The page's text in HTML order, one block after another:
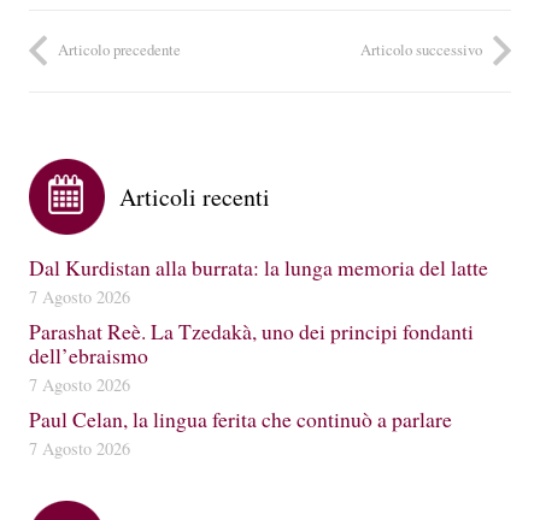
Articolo precedente Articolo successivo
Articoli recenti
Dal Kurdistan alla burrata: la lunga memoria del latte
7 Agosto 2026
Parashat Reè. La Tzedakà, uno dei principi fondanti
dell’ebraismo
7 Agosto 2026
Paul Celan, la lingua ferita che continuò a parlare
7 Agosto 2026